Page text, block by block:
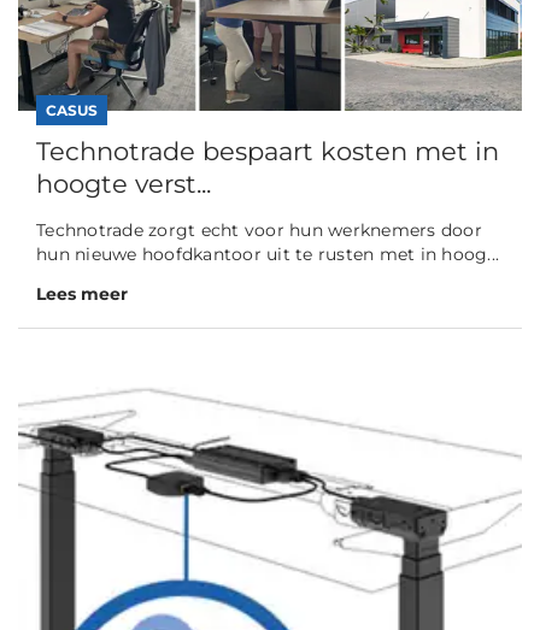
CASUS
Technotrade bespaart kosten met in
hoogte verst...
Technotrade zorgt echt voor hun werknemers door
hun nieuwe hoofdkantoor uit te rusten met in hoog...
Lees meer